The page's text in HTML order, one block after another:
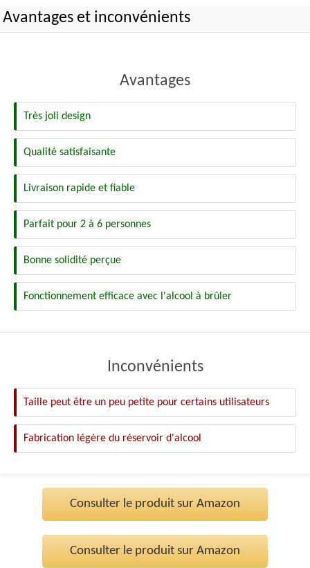
Avantages et inconvénients
Avantages
Très joli design
Qualité satisfaisante
Livraison rapide et fiable
Parfait pour 2 à 6 personnes
Bonne solidité perçue
Fonctionnement efficace avec l'alcool à brûler
Inconvénients
Taille peut être un peu petite pour certains utilisateurs
Fabrication légère du réservoir d'alcool
Consulter le produit sur Amazon
Consulter le produit sur Amazon